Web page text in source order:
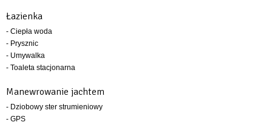
Łazienka
- Ciepła woda
- Prysznic
- Umywalka
- Toaleta stacjonarna
Manewrowanie jachtem
- Dziobowy ster strumieniowy
- GPS